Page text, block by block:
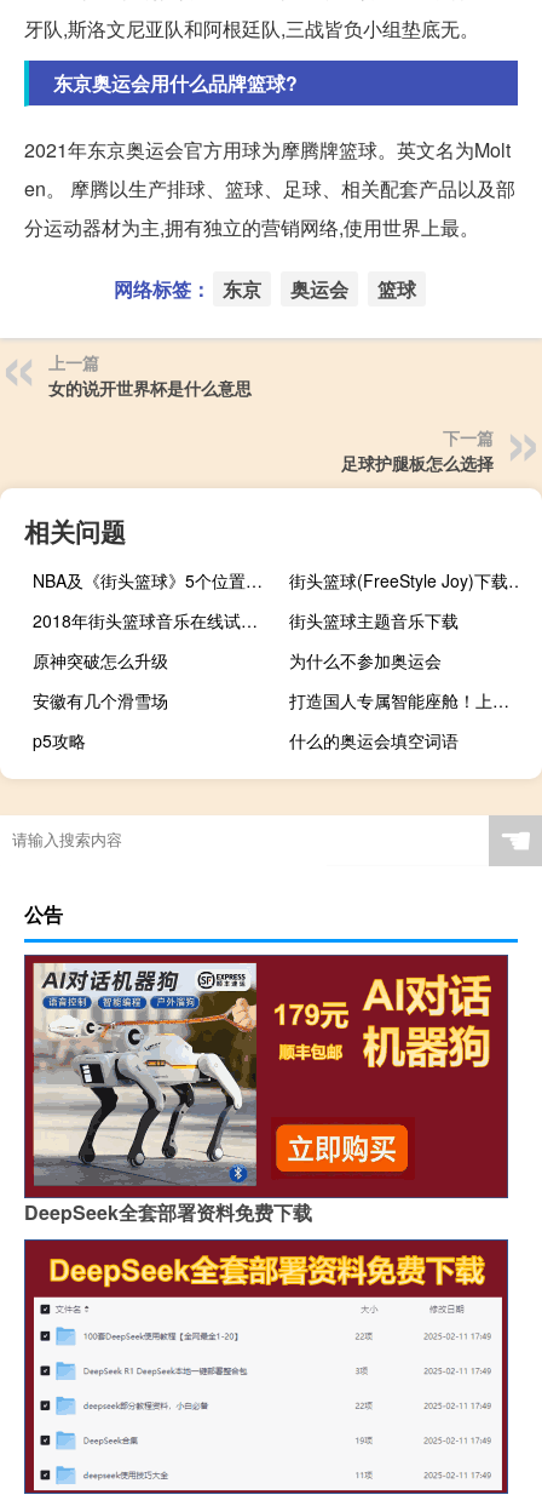
牙队,斯洛文尼亚队和阿根廷队,三战皆负小组垫底无。
东京奥运会用什么品牌篮球?
2021年东京奥运会官方用球为摩腾牌篮球。英文名为Molt
en。 摩腾以生产排球、篮球、足球、相关配套产品以及部
分运动器材为主,拥有独立的营销网络,使用世界上最。
网络标签： 东京 奥运会 篮球
上一篇
女的说开世界杯是什么意思
下一篇
足球护腿板怎么选择
相关问题
NBA及《街头篮球》5个位置的详细介绍
街头篮球(FreeStyle Joy)下载(电脑、安卓和IOS所有版本)
2018年街头篮球音乐在线试听及下载
街头篮球主题音乐下载
原神突破怎么升级
为什么不参加奥运会
安徽有几个滑雪场
打造国人专属智能座舱！上汽通用汽车成立软件及数字化中心
p5攻略
什么的奥运会填空词语
第一届奥运会在什么举办
东京奥运会女排输了还有机会夺冠吗
艾尔登法环王城禁域在哪里
河北专升本新政策 ☚
公告
DeepSeek全套部署资料免费下载